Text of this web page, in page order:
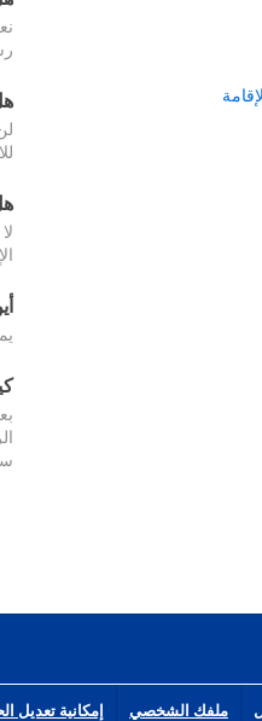
ملفك الشخصي إمكانية تعديل